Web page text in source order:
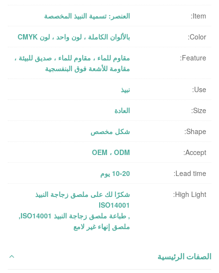
Item: العنصر: تسمية النبيذ المخصصة
Color: بالألوان الكاملة ، لون واحد ، لون CMYK
Feature:
مقاوم للماء ، مقاوم للماء ، صديق للبيئة ،
مقاومة للأشعة فوق البنفسجية
Use: نبيذ
Size: العادة
Shape: شكل مخصص
Accept: OEM ، ODM
Lead time: 10-20 يوم
High Light:
شكرًا لك على ملصق زجاجة النبيذ
ISO14001
,طباعة ملصق زجاجة النبيذ ISO14001
,
ملصق إنهاء غير لامع
الصفات الرئيسية